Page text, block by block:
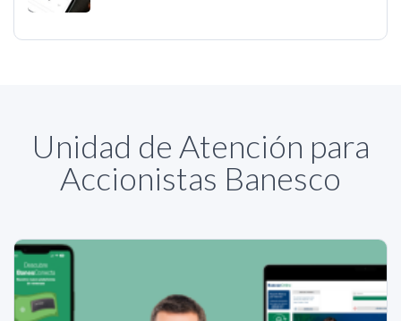
Unidad de Atención para
Accionistas Banesco